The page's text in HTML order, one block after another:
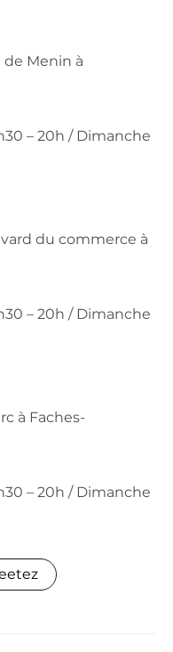
de Menin à
– 20h / Dimanche
du commerce à
– 20h / Dimanche
à Faches-
– 20h / Dimanche